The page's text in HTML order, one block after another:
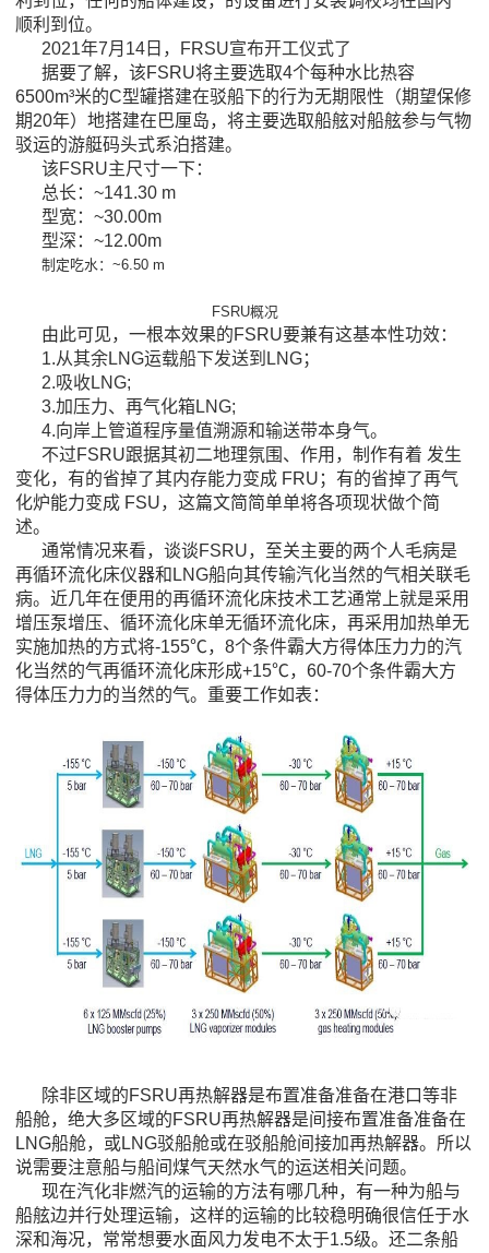
顺利到位。
2021年7月14日，FRSU宣布开工仪式了
据要了解，该FSRU将主要选取4个每种水比热容
6500m³米的C型罐搭建在驳船下的行为无期限性（期望保修
期20年）地搭建在巴厘岛，将主要选取船舷对船舷参与气物
驳运的游艇码头式系泊搭建。
该FSRU主尺寸一下：
总长：~141.30 m
型宽：~30.00m
型深：~12.00m
制定吃水：~6.50 m
FSRU概况
由此可见，一根本效果的FSRU要兼有这基本性功效：
1.从其余LNG运载船下发送到LNG；
2.吸收LNG;
3.加压力、再气化箱LNG;
4.向岸上管道程序量值溯源和输送带本身气。
不过FSRU跟据其初二地理氛围、作用，制作有着 发生
变化，有的省掉了其内存能力变成 FRU；有的省掉了再气
化炉能力变成 FSU，这篇文简简单单将各项现状做个简
述。
通常情况来看，谈谈FSRU，至关主要的两个人毛病是
再循环流化床仪器和LNG船向其传输汽化当然的气相关联毛
病。近几年在便用的再循环流化床技术工艺通常上就是采用
增压泵增压、循环流化床单无循环流化床，再采用加热单无
实施加热的方式将-155℃，8个条件霸大方得体压力力的汽
化当然的气再循环流化床形成+15℃，60-70个条件霸大方
得体压力力的当然的气。重要工作如表：
除非区域的FSRU再热解器是布置准备准备在港口等非
船舱，绝大多区域的FSRU再热解器是间接布置准备准备在
LNG船舱，或LNG驳船舱或在驳船舱间接加再热解器。所以
说需要注意船与船间煤气天然水气的运送相关问题。
现在汽化非燃汽的运输的方法有哪几种，有一种为船与
船舷边并行处理运输，这样的运输的比较稳明确很信任于水
深和海况，常常想要水面风力发电不太于1.5级。还二条船